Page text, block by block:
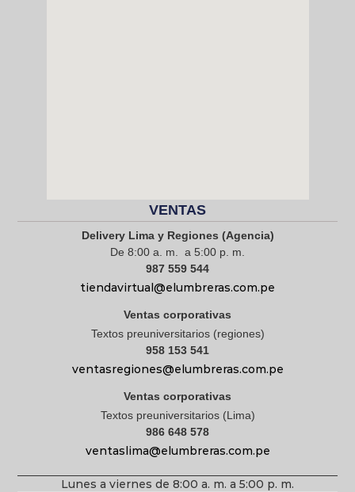
VENTAS
Delivery Lima y Regiones (Agencia)
De 8:00 a. m. a 5:00 p. m.
987 559 544
tiendavirtual@elumbreras.com.pe
Ventas corporativas
Textos preuniversitarios (regiones)
958 153 541
ventasregiones@elumbreras.com.pe
Ventas corporativas
Textos preuniversitarios (Lima)
986 648 578
ventaslima@elumbreras.com.pe
Lunes a viernes de 8:00 a. m. a 5:00 p. m.